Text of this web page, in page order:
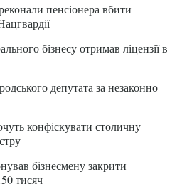
пенсіонера вбити
бізнесу отримав ліцензії в
депутата за незаконно
конфіскувати столичну
бізнесмену закрити
тисяч